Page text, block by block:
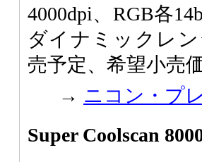
4000dpi、RGB各
ダイナミックレン
売予定、希望小売
→ ニコン・プ
Super Coolscan